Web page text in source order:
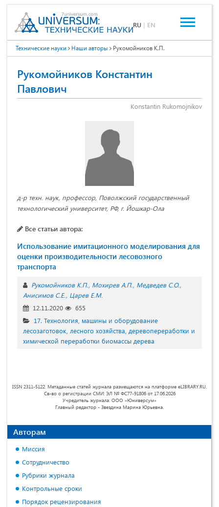
RU | EN
Технические науки Наши авторы Рукомойников К.П.
Рукомойников Константин
Павлович
Konstantin Rukomojnikov
д-р техн. наук, профессор, Поволжский государственный
технологический университет, РФ, г. Йошкар-Ола
Все статьи автора:
Использование имитационного моделирования для
оценки производительности лесовозного
транспорта
Рукомойников К.П. Мохирев А.П. Медведев С.О.
Анисимов С.Е. Царев Е.М.
12.11.2020
655
17. Технология, машины и оборудование
лесозаготовок, лесного хозяйства, деревопереработки и
химической переработки биомассы дерева
ISSN 2311-5122. Метаданные статей журнала размещаются на платформе eLIBRARY.RU.
Св-во о регистрации СМИ: ЭЛ № ФС77-91806 от 17.06.2026
Учредитель журнала: ООО «Юниверсум»
Главный редактор - Звездина Марина Юрьевна.
Авторам
Миссия
Сотрудничество
Рубрики журнала
Контрольные сроки
Порядок рецензирования